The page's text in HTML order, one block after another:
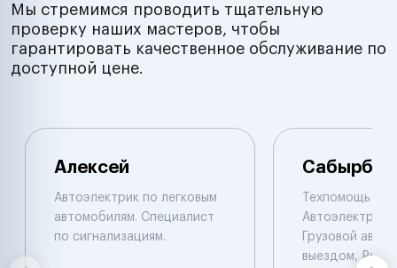
Мы стремимся проводить тщательную
проверку наших мастеров, чтобы
гарантировать качественное обслуживание по
доступной цене.
Алексей
Автоэлектрик по легковым
автомобилям. Специалист
по сигнализациям.
Сабырбек
Техпомощь на
Автоэлектрик
Грузовой
выездом,